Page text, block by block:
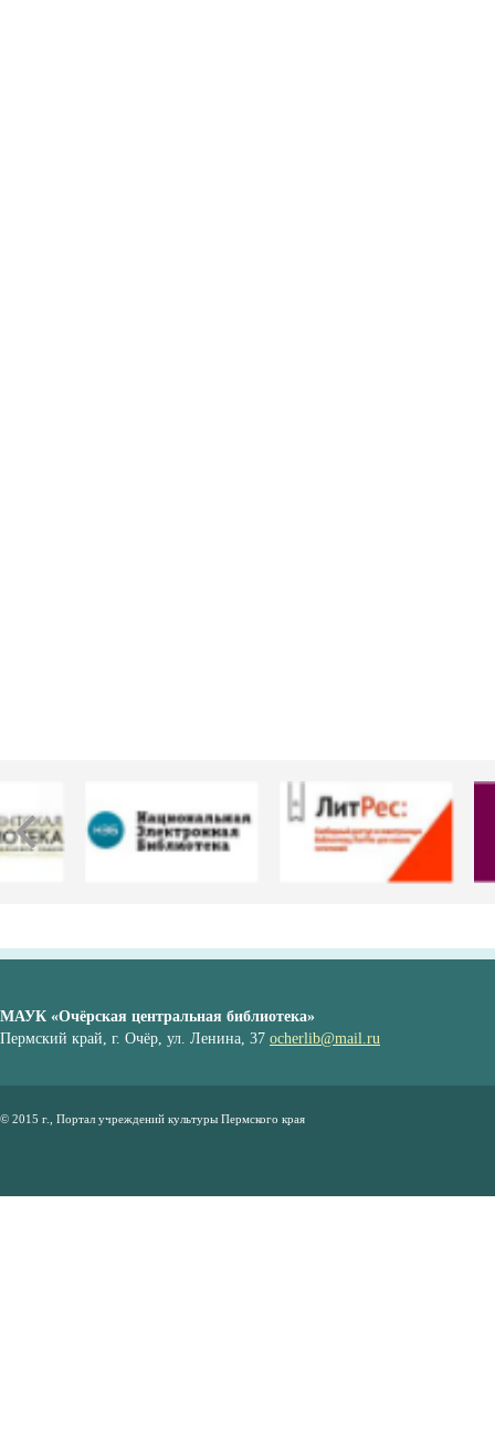
МАУК «Очёрская центральная библиотека»
Пермский край, г. Очёр, ул. Ленина, 37 ocherlib@mail.ru
© 2015 г., Портал учреждений культуры Пермского края